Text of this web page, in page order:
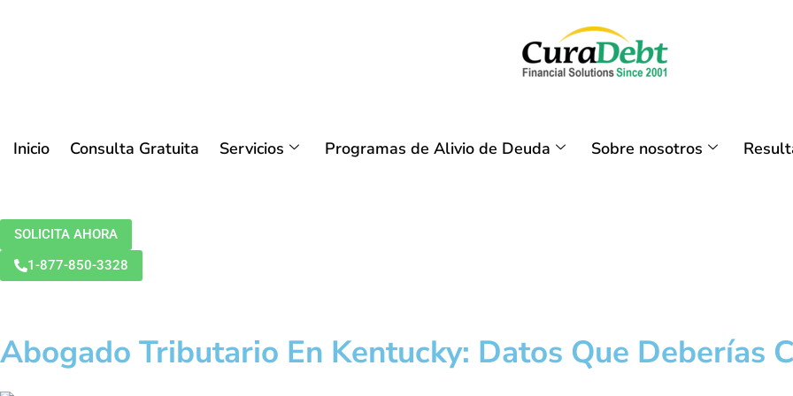
Inicio Consulta Gratuita Servicios Programas de Alivio de Deuda Sobre nosotros
SOLICITA AHORA
1-877-850-3328
Abogado Tributario En Kentucky: Datos Que Deberías